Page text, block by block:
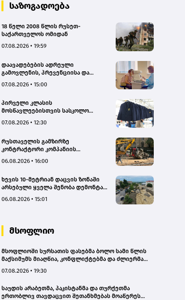
საზოგადოება
18 წელი 2008 წლის რუსეთ-
საქართველოს ომიდან
07.08.2026 • 19:59
დაავადებების ადრეული
გამოვლენის, პრევენციისა და
მომსახურებაზე ხელმისაწვდომობის
დედოფლისწყაროში, სამედიცინო
სკრინინგი გაიმართა – ჯანდაცვის
სამინისტრო
07.08.2026 • 15:00
პირველი კლასის
მოსწავლეებისთვის სასკოლო
სექტემბრის პერიოდში
07.08.2026 • 12:30
რუსთაველის გამზირზე
კონტრაქტორი კომპანიის
ახლოს იმოძრავა, რამაც ნიადაგის
გამოიწვია, გადაბრუნდა
ავტომანქანა - თვითმცლელში
იმყოფებოდა მცირეწლოვანი ბავშვი
06.08.2026 • 16:00
ხევის 10-მეტრიან დაცვის ზონაში
არსებული ყველა შენობა დემონტაჟს
06.08.2026 • 15:01
მსოფლიო
მსოფლიოში სურსათის ფასებმა ბოლო სამი წლის
მაქსიმუმს მიაღწია, კონფლიქტებმა და ძლიერმა
„გარდიანი“
07.08.2026 • 19:30
საუდის არაბეთმა, პაკისტანმა და თურქეთმა
ერთობლივ თავდაცვით შეთანხმებას მოაწერეს